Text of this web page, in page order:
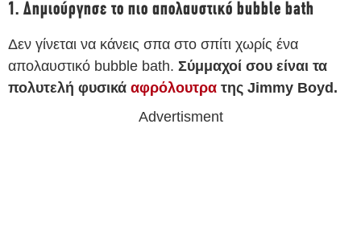
1. Δημιούργησε το πιο απολαυστικό bubble bath
Δεν γίνεται να κάνεις σπα στο σπίτι χωρίς ένα
απολαυστικό bubble bath. Σύμμαχοί σου είναι τα
πολυτελή φυσικά αφρόλουτρα της Jimmy Boyd.
Advertisment